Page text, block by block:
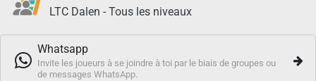
LTC Dalen - Tous les niveaux
Whatsapp
Invite les joueurs à se joindre à toi par le biais de groupes ou
de messages WhatsApp.